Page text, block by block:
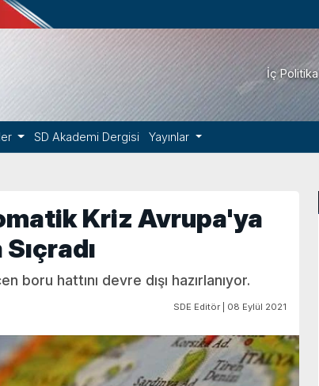
İç Politika
SD Akademi Dergisi Yayınlar
Kriz Avrupa'ya
hattını devre dışı hazırlanıyor.
SDE Editör | 08 Eylül 2021